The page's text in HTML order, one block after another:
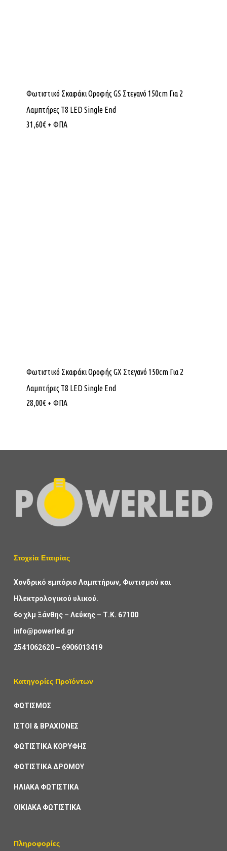
Φωτιστικό Σκαφάκι Οροφής GS Στεγανό 150cm Για 2
Λαμπτήρες T8 LED Single End
31,60€ + ΦΠΑ
Φωτιστικό Σκαφάκι Οροφής GX Στεγανό 150cm Για 2
Λαμπτήρες T8 LED Single End
28,00€ + ΦΠΑ
Στοχεία Εταιρίας
Χονδρικό εμπόριο Λαμπτήρων, Φωτισμού και
Ηλεκτρολογικού υλικού.
6ο χλμ Ξάνθης – Λεύκης – Τ.Κ. 67100
info@powerled.gr
2541062620– 6906013419
Κατηγορίες Προϊόντων
ΦΩΤΙΣΜΟΣ
ΙΣΤΟΙ & ΒΡΑΧΙΟΝΕΣ
ΦΩΤΙΣΤΙΚΑ ΚΟΡΥΦΗΣ
ΦΩΤΙΣΤΙΚΑ ΔΡΟΜΟΥ
ΗΛΙΑΚΑ ΦΩΤΙΣΤΙΚΑ
ΟΙΚΙΑΚΑ ΦΩΤΙΣΤΙΚΑ
Πληροφορίες